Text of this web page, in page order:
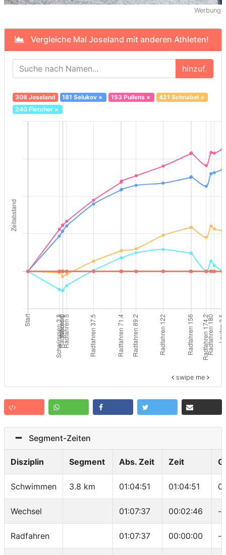
Werbung
Vergleiche Mal Joseland mit anderen Athleten!
hinzuf.
308 Joseland 181 Selukov × 153 Pullens× 421 Schnabel×
240 Fletcher×
swipe me
Segment-Zeiten
Disziplin Segment Abs. Zeit Zeit
Schwimmen 3.8 km 01:04:51 01:04:51
Wechsel 01:07:37 00:02:46 -
Radfahren 01:07:37 00:00:00 -